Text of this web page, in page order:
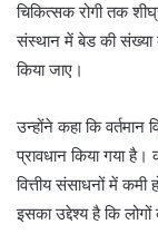
चिकित्सक रोगी तक
संस्थान में बेड की
किया जाए।
उन्होंने कहा कि
प्रावधान किया गया
वित्तीय संसाधनों में
इसका उद्देश्य है कि